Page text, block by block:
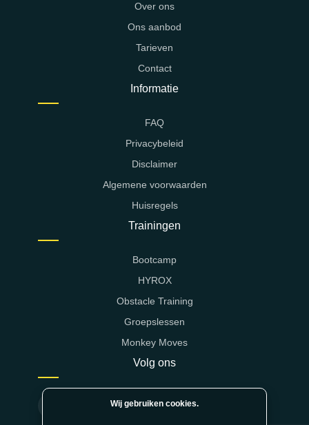
Wij gebruiken cookies.
Over ons
Ons aanbod
Tarieven
Contact
Informatie
FAQ
Privacybeleid
Disclaimer
Algemene voorwaarden
Huisregels
Trainingen
Bootcamp
HYROX
Obstacle Training
Groepslessen
Monkey Moves
Volg ons